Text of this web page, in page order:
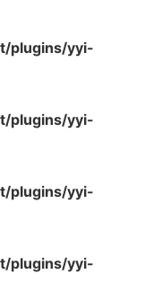
plugins/yyi-
plugins/yyi-
plugins/yyi-
plugins/yyi-